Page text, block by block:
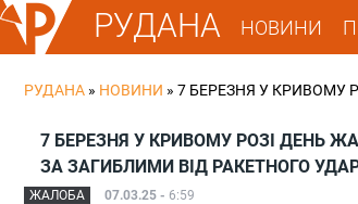
РУДАНА НОВИНИ
РУДАНА » НОВИНИ » 7 БЕРЕЗНЯ У КРИВОМУ
7 БЕРЕЗНЯ У КРИВОМУ РОЗІ ДЕНЬ
ЗА ЗАГИБЛИМИ ВІД РАКЕТНОГО
ЖАЛОБА 07.03.25 - 6:59